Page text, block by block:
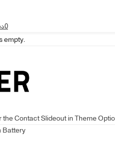
0
empty.
the Contact Slideout in Theme
Battery